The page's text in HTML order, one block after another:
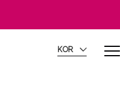
KOR